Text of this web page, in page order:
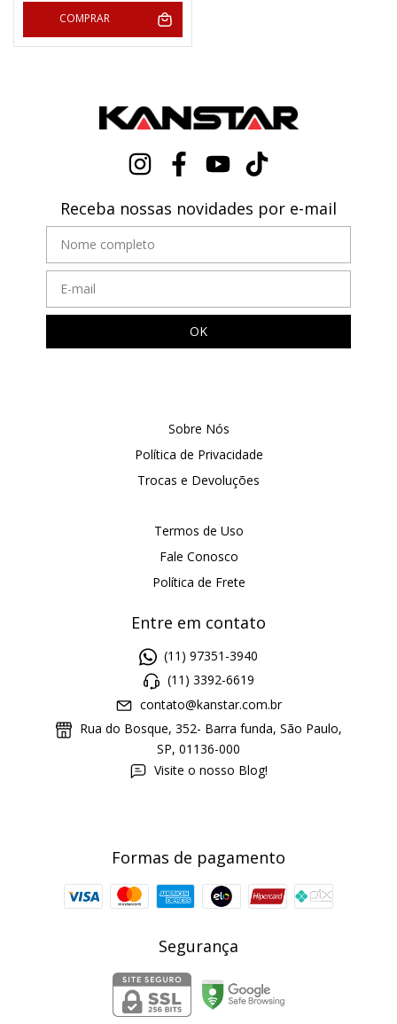
COMPRAR
Receba nossas novidades por e-mail
Sobre Nós
Política de Privacidade
Trocas e Devoluções
Termos de Uso
Fale Conosco
Política de Frete
Entre em contato
(11) 97351-3940
(11) 3392-6619
contato@kanstar.com.br
Rua do Bosque, 352- Barra funda, São Paulo,
SP, 01136-000
Visite o nosso Blog!
Formas de pagamento
Segurança